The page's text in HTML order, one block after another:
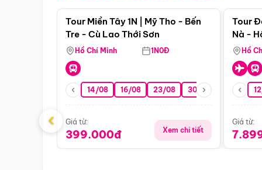
Tour Miền Tây 1N | Mỹ Tho - Bến
Tre - Cù Lao Thới Sơn
Hồ Chí Minh 1N0Đ
14/08 16/08 23/08 30/08 06/09
Giá từ:
399.000đ Xem chi tiết
Tour
Nà -
Nha
Hồ
Giá từ:
‹